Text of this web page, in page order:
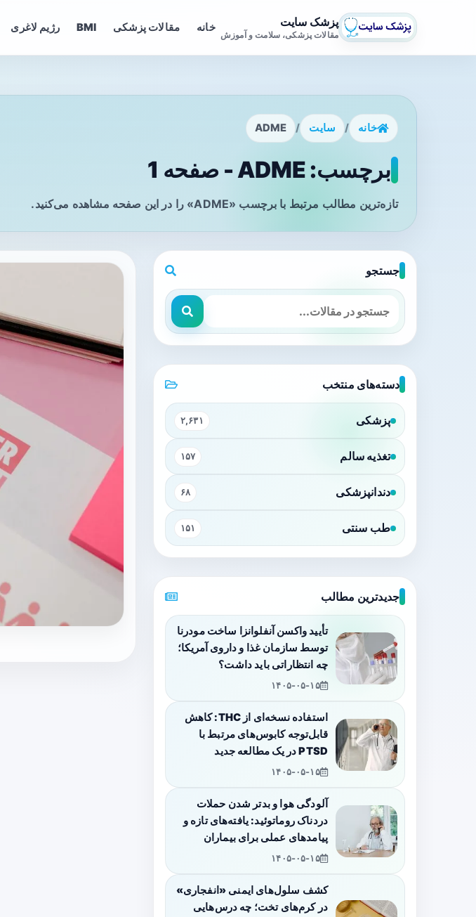
پزشک سایت
مقالات پزشکی، سلامت و آموزش
خانه مقالات پزشکی BMI رژیم لاغری
خانه / سایت /
ADME
برچسب: ADME - صفحه 1
تازه‌ترین مطالب مرتبط با برچسب «ADME» را در این صفحه مشاهده می‌کنید.
جستجو
دسته‌های منتخب
پزشکی ۲,۶۳۱
تغذیه سالم ۱۵۷
دندانپزشکی ۶۸
طب سنتی ۱۵۱
جدیدترین مطالب
تأیید واکسن آنفلوانزا ساخت مودرنا
توسط سازمان غذا و داروی آمریکا؛
چه انتظاراتی باید داشت؟
۱۴۰۵-۰۵-۱۵
استفاده نسخه‌ای از THC: کاهش
قابل‌توجه کابوس‌های مرتبط با
PTSD در یک مطالعه جدید
۱۴۰۵-۰۵-۱۵
آلودگی هوا و بدتر شدن حملات
دردناک روماتوئید: یافته‌های تازه و
پیامدهای عملی برای بیماران
۱۴۰۵-۰۵-۱۵
کشف سلول‌های ایمنی «انفجاری»
در کرم‌های تخت؛ چه درس‌هایی